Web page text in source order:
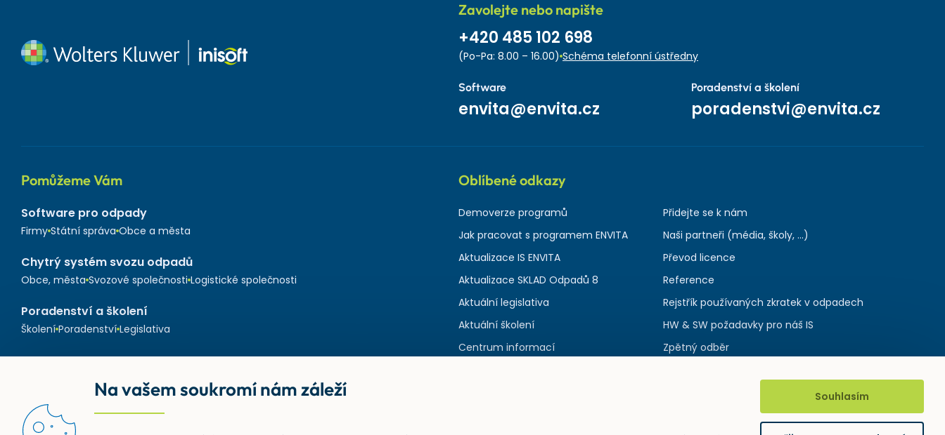
Zavolejte nebo napište
+420 485 102 698
(Po-Pa: 8.00 – 16.00) Schéma telefonní ústředny
Software
envita@envita.cz
Poradenství a školení
poradenstvi@envita.cz
Pomůžeme Vám
Software pro odpady
Firmy Státní správa Obce a města
Chytrý systém svozu odpadů
Obce, města Svozové společnosti Logistické společnosti
Poradenství a školení
Školení Poradenství Legislativa
Oblíbené odkazy
Demoverze programů
Jak pracovat s programem ENVITA
Aktualizace IS ENVITA
Aktualizace SKLAD Odpadů 8
Aktuální legislativa
Aktuální školení
Centrum informací
Přidejte se k nám
Naši partneři (média, školy, ...)
Převod licence
Reference
Rejstřík používaných zkratek v odpadech
HW & SW požadavky pro náš IS
Zpětný odběr
Na vašem soukromí nám záleží Souhlasím